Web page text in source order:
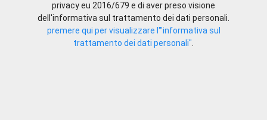
privacy eu 2016/679 e di aver preso visione
dell'informativa sul trattamento dei dati personali.
premere qui per visualizzare l'"informativa sul
trattamento dei dati personali"